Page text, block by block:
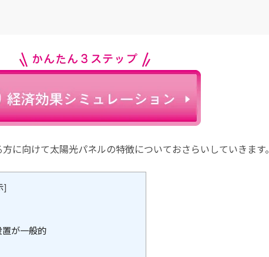
に向けて太陽光パネルの特徴についておさらいしていきます。
]
が一般的